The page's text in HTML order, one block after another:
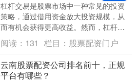
杠杆交易是股票市场中一种常见的投资
策略，通过借用资金放大投资规模，从
而有机会获得更高收益。然而，杠杆如
同一把双刃剑，既能放大收益，也会加
剧风险。本文将深入解析炒....
阅读： 131 栏目： 股票配资门户
云南股票配资公司排名前十，正规
平台有哪些？